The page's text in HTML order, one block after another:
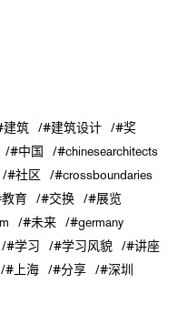
建筑 #建筑设计
#奖
#中国
#chinesearchitects
#社区
#crossboundaries
育 #交换
#展览
#未来
#germany
#学习 #学习风貌
#讲座
#上海 #分享
#深圳